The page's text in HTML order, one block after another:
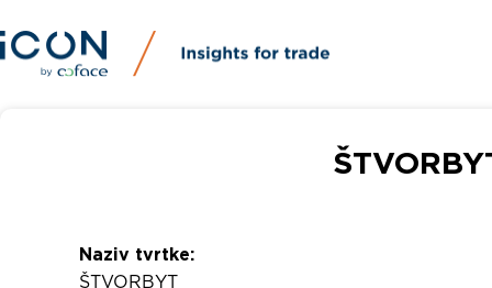
Naziv tvrtke:
ŠTVORBYT